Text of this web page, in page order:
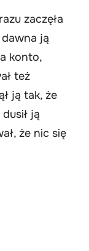
zaczęła
dawna ją
konto,
też
ją tak, że
ją
że nic się